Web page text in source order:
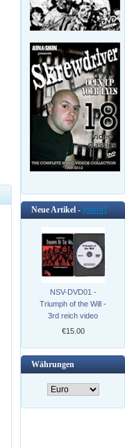
Neue Artikel - [mehr]
NSV-DVD01 -
Triumph of the Will -
3rd reich video
€15.00
Währungen